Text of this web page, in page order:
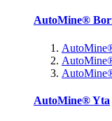
AutoMine®
AutoMine® Yta